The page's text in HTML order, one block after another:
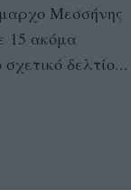
Μεσσήνης
15 ακόμα
δελτίο...